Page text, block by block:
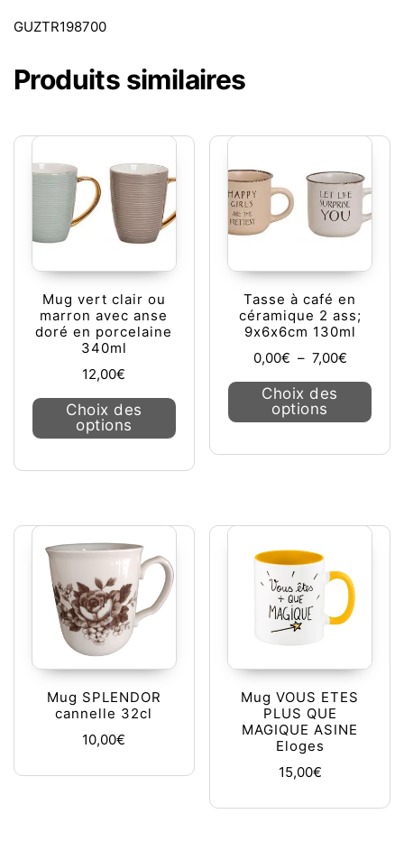
GUZTR198700
Produits similaires
Mug vert clair ou
marron avec anse
doré en porcelaine
340ml
12,00€
Choix des
options
Ce produit a plusieurs variations.
Tasse à café en
céramique 2 ass;
9x6x6cm 130ml
0,00€ – 7,00€Plage
Choix des
options
Mug SPLENDOR
cannelle 32cl
10,00€
Mug VOUS ETES
PLUS QUE
MAGIQUE ASINE
Eloges
15,00€